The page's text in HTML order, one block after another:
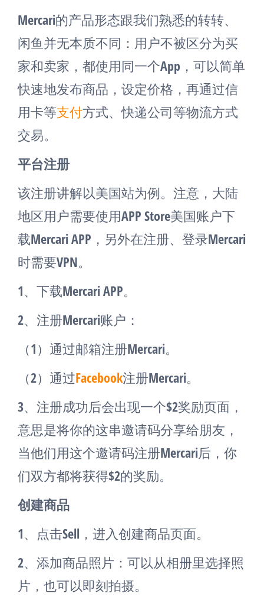
Mercari的产品形态跟我们熟悉的转转、
闲鱼并无本质不同：用户不被区分为买
家和卖家，都使用同一个App，可以简单
快速地发布商品，设定价格，再通过信
用卡等支付方式、快递公司等物流方式
交易。
平台注册
该注册讲解以美国站为例。注意，大陆
地区用户需要使用APP Store美国账户下
载Mercari APP，另外在注册、登录Mercari
时需要VPN。
1、下载Mercari APP。
2、注册Mercari账户：
（1）通过邮箱注册Mercari。
（2）通过Facebook注册Mercari。
3、注册成功后会出现一个$2奖励页面，
意思是将你的这串邀请码分享给朋友，
当他们用这个邀请码注册Mercari后，你
们双方都将获得$2的奖励。
创建商品
1、点击Sell，进入创建商品页面。
2、添加商品照片：可以从相册里选择照
片，也可以即刻拍摄。